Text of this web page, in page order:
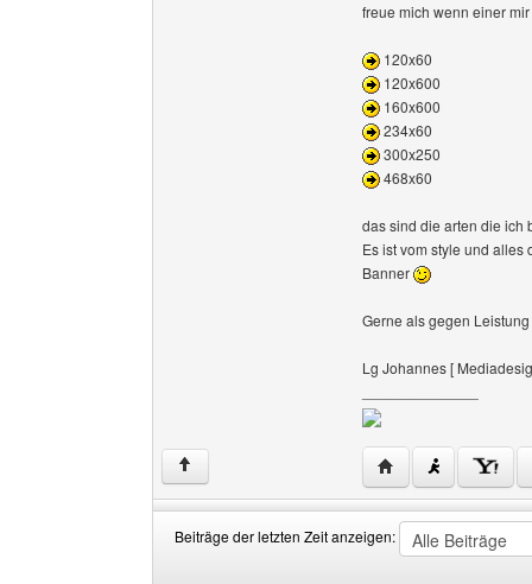
freue mich wenn einer
120x60
120x600
160x600
234x60
300x250
468x60
das sind die arten die ich
Es ist vom style und
Banner
Gerne als gegen
Lg Johannes [
↑ Website dieses
Beiträge der letzten Zeit anzeigen: